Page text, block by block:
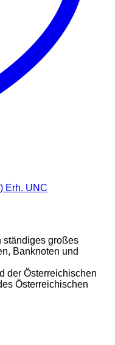
Erh. UNC
ständiges großes
Banknoten und
der Österreichischen
Österreichischen